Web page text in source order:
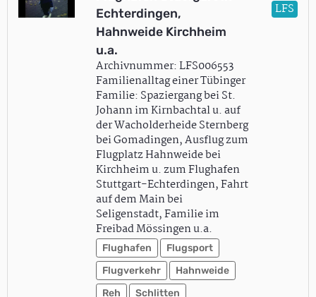
Echterdingen,
Hahnweide Kirchheim
u.a.
Archivnummer: LFS006553
Familienalltag einer Tübinger
Familie: Spaziergang bei St.
Johann im Kirnbachtal u. auf
der Wacholderheide Sternberg
bei Gomadingen, Ausflug zum
Flugplatz Hahnweide bei
Kirchheim u. zum Flughafen
Stuttgart-Echterdingen, Fahrt
auf dem Main bei
Seligenstadt, Familie im
Freibad Mössingen u.a.
Flughafen
Flugsport
Flugverkehr
Hahnweide
Reh
Schlitten
LFS